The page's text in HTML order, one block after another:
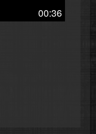
00:36